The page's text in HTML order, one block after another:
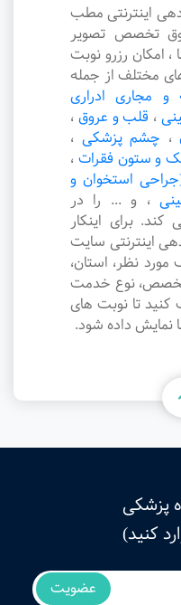
اینترنتی مطب
تخصص تصویر
امکان رزرو نوبت
مختلف از جمله
و مجاری ادراری
، قلب و عروق ،
، چشم پزشکی ،
و ستون فقرات ،
استخوان و
، و ... را در
برای اینکار
اینترنتی سایت
نظر، استان،
نوع خدمت
تا نوبت های
نمایش داده شود.
پزشکی
کنید)
عضویت